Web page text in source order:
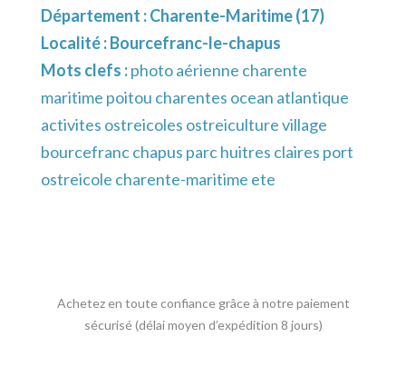
Département :Charente-Maritime (17)
Localité :Bourcefranc-le-chapus
Mots clefs :photo aérienne charente
maritime poitou charentes ocean atlantique
activites ostreicoles ostreiculture village
bourcefranc chapus parc huitres claires port
ostreicole charente-maritime ete
Achetez en toute confiance grâce à notre paiement
sécurisé (délai moyen d’expédition 8 jours)